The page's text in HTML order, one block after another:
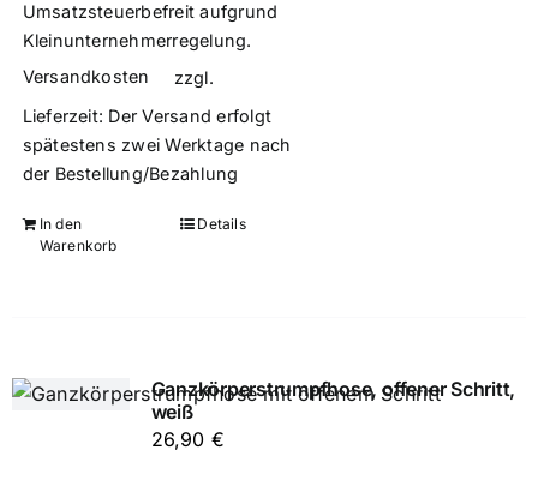
Umsatzsteuerbefreit aufgrund
Kleinunternehmerregelung.
zzgl.
Versandkosten
Lieferzeit: Der Versand erfolgt
spätestens zwei Werktage nach
der Bestellung/Bezahlung
In den
Warenkorb
Details
Ganzkörperstrumpfhose, offener Schritt,
weiß
26,90 €